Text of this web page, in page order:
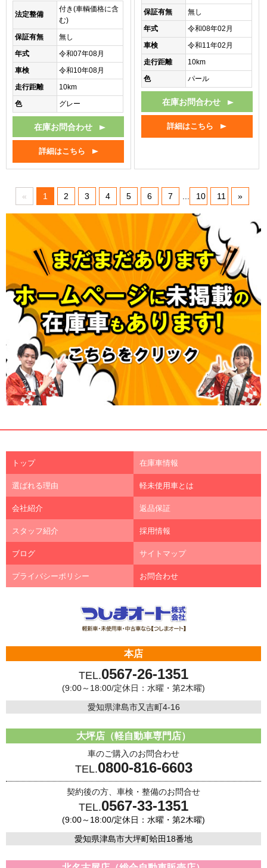
法定整備
付き(車輌価格に含
む)
保証有無
無し
年式
令和07年08月
車検
令和10年08月
走行距離
10km
色
グレー
在庫お問合わせ
詳細はこちら
保証有無
無し
年式
令和08年02月
車検
令和11年02月
走行距離
10km
色
パール
在庫お問合わせ
詳細はこちら
« 1 2 3 4 5 6 7 10 11 »
トップ 在庫車情報
選ばれる理由 軽未使用車とは
会社紹介 返品保証
スタッフ紹介 採用情報
ブログ サイトマップ
プライバシーポリシー お問合わせ
本店
TEL.0567-26-1351
(9:00～18:00/定休日：水曜・第2木曜)
愛知県津島市又吉町4-16
大坪店（軽自動車専門店）
車のご購入のお問合わせ
TEL.0800-816-6603
契約後の方、車検・整備のお問合せ
TEL.0567-33-1351
(9:00～18:00/定休日：水曜・第2木曜)
愛知県津島市大坪町蛤田18番地